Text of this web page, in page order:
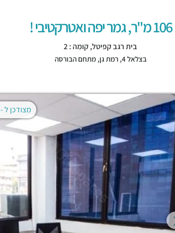
106 מ"ר, גמר יפה ואטרקטיבי !
בית רגב קפיטל, קומה : 2
בצלאל 4, רמת גן,מתחם הבורסה
מצודכן ל -